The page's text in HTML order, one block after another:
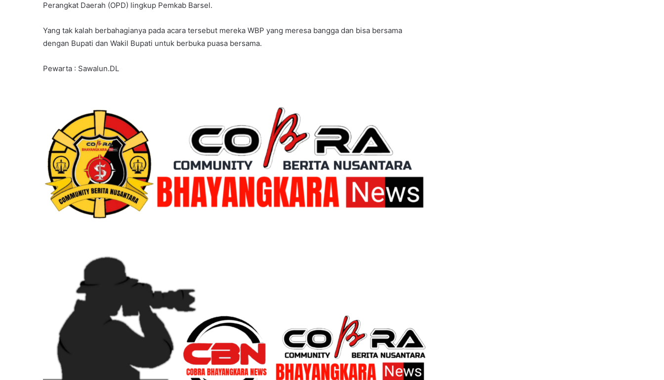
Perangkat Daerah (OPD) lingkup Pemkab Barsel.
Yang tak kalah berbahagianya pada acara tersebut mereka WBP yang meresa bangga dan bisa bersama
dengan Bupati dan Wakil Bupati untuk berbuka puasa bersama.
Pewarta : Sawalun.DL